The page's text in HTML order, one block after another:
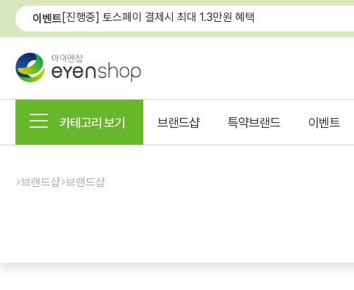
이벤트 [진행중] 토스페이 결제시 최대 1.3만원 혜택
카테고리 보기 브랜드샵 특약브랜드 이벤트
브랜드샵 브랜드샵